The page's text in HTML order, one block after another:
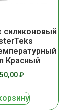
силиконовый
Красный
₽